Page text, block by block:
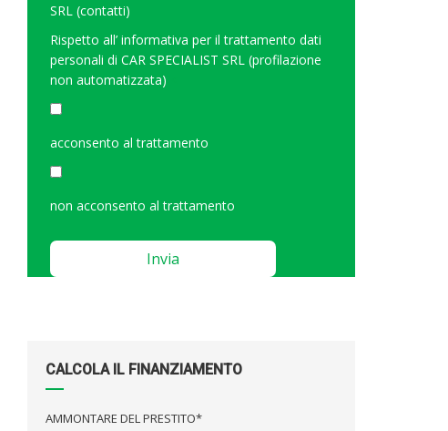
SRL (contatti)
Rispetto all’ informativa per il trattamento dati
personali di CAR SPECIALIST SRL (profilazione
non automatizzata)
acconsento al trattamento
non acconsento al trattamento
Please
this
CALCOLA IL FINANZIAMENTO
AMMONTARE DEL PRESTITO*